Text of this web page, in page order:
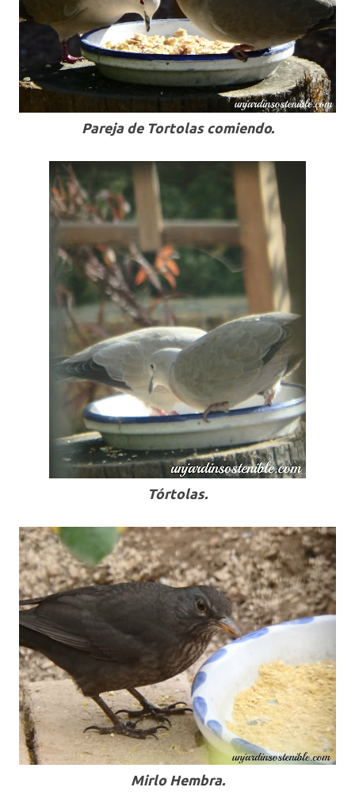
Pareja de Tortolas comiendo.
Tórtolas.
Mirlo Hembra.